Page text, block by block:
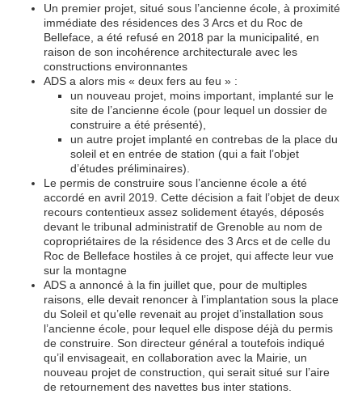
Un premier projet, situé sous l’ancienne école, à proximité
immédiate des résidences des 3 Arcs et du Roc de
Belleface, a été refusé en 2018 par la municipalité, en
raison de son incohérence architecturale avec les
constructions environnantes
ADS a alors mis « deux fers au feu » :
un nouveau projet, moins important, implanté sur le
site de l’ancienne école (pour lequel un dossier de
construire a été présenté),
un autre projet implanté en contrebas de la place du
soleil et en entrée de station (qui a fait l’objet
d’études préliminaires).
Le permis de construire sous l’ancienne école a été
accordé en avril 2019. Cette décision a fait l’objet de deux
recours contentieux assez solidement étayés, déposés
devant le tribunal administratif de Grenoble au nom de
copropriétaires de la résidence des 3 Arcs et de celle du
Roc de Belleface hostiles à ce projet, qui affecte leur vue
sur la montagne
ADS a annoncé à la fin juillet que, pour de multiples
raisons, elle devait renoncer à l’implantation sous la place
du Soleil et qu’elle revenait au projet d’installation sous
l’ancienne école, pour lequel elle dispose déjà du permis
de construire. Son directeur général a toutefois indiqué
qu’il envisageait, en collaboration avec la Mairie, un
nouveau projet de construction, qui serait situé sur l’aire
de retournement des navettes bus inter stations.